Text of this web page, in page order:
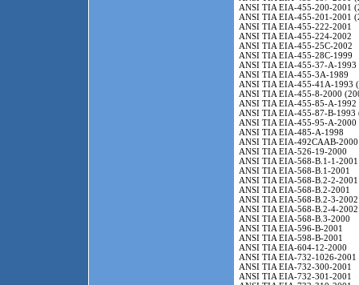
ANSI TIA EIA-455-200-2001
ANSI TIA EIA-455-201-2001
ANSI TIA EIA-455-222-2001
ANSI TIA EIA-455-224-2002
ANSI TIA EIA-455-25C-2002
ANSI TIA EIA-455-28С-1999
ANSI TIA EIA-455-37-A-1993
ANSI TIA EIA-455-3A-1989
ANSI TIA EIA-455-41A-1993
ANSI TIA EIA-455-8-2000
ANSI TIA EIA-455-85-A-1992
ANSI TIA EIA-455-87-B-1993
ANSI TIA EIA-455-95-A-2000
ANSI TIA EIA-485-A-1998
ANSI TIA EIA-492CAAB-
ANSI TIA EIA-526-19-2000
ANSI TIA EIA-568-B.1-1-2001
ANSI TIA EIA-568-B.1-2001
ANSI TIA EIA-568-B.2-2-2001
ANSI TIA EIA-568-B.2-2001
ANSI TIA EIA-568-B.2-3-2002
ANSI TIA EIA-568-B.2-4-2002
ANSI TIA EIA-568-B.3-2000
ANSI TIA EIA-596-B-2001
ANSI TIA EIA-598-B-2001
ANSI TIA EIA-604-12-2000
ANSI TIA EIA-732-1026-2001
ANSI TIA EIA-732-300-2001
ANSI TIA EIA-732-301-2001